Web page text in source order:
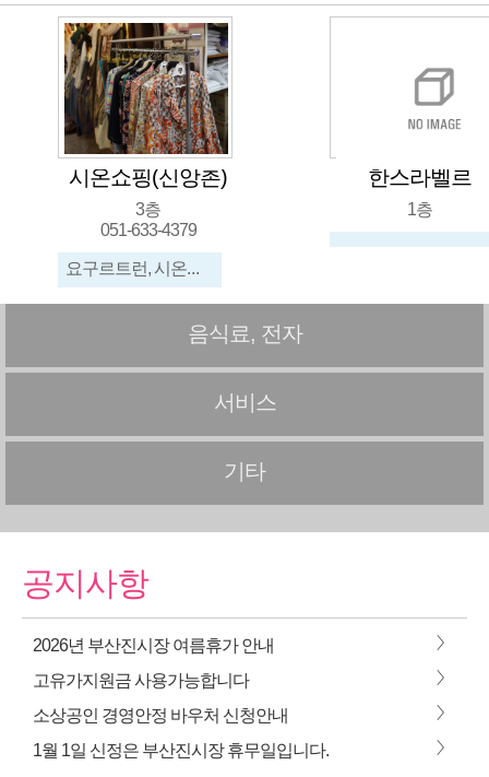
시온쇼핑(신앙촌)
3층
051-633-4379
요구르트런, 시온식품, 신앙촌생명물간장, 이불
한스라벨르
1층
음식료, 전자
서비스
기타
공지사항
2026년 부산진시장 여름휴가 안내 >
고유가지원금 사용가능합니다 >
소상공인 경영안정 바우처 신청안내 >
1월 1일 신정은 부산진시장 휴무일입니다. >